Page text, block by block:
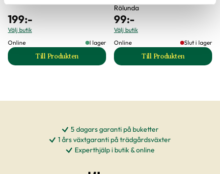
199:-
Välj butik
Online
I lager
Till Produkten
till Binab t Nyttosvamp produktsida
Rölunda
99:-
Välj butik
Online
Slut i lager
Till Produkten
till Ros- och
5 dagars garanti på buketter
1 års växtgaranti på trädgårdsväxter
Experthjälp i butik & online